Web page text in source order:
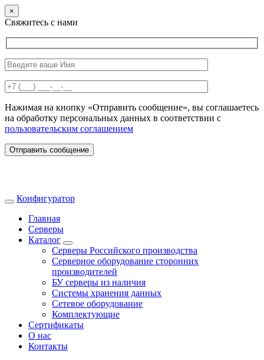
×
Свяжитесь с нами
Нажимая на кнопку «Отправить сообщение», вы соглашаетесь
на обработку персональных данных в соответствии с
пользовательским соглашением
Отправить сообщение
Конфигуратор
Главная
Серверы
Каталог
Серверы Российского производства
Серверное оборудование сторонних
производителей
БУ серверы из наличия
Системы хранения данных
Сетевое оборудование
Комплектующие
Сертификаты
О нас
Контакты